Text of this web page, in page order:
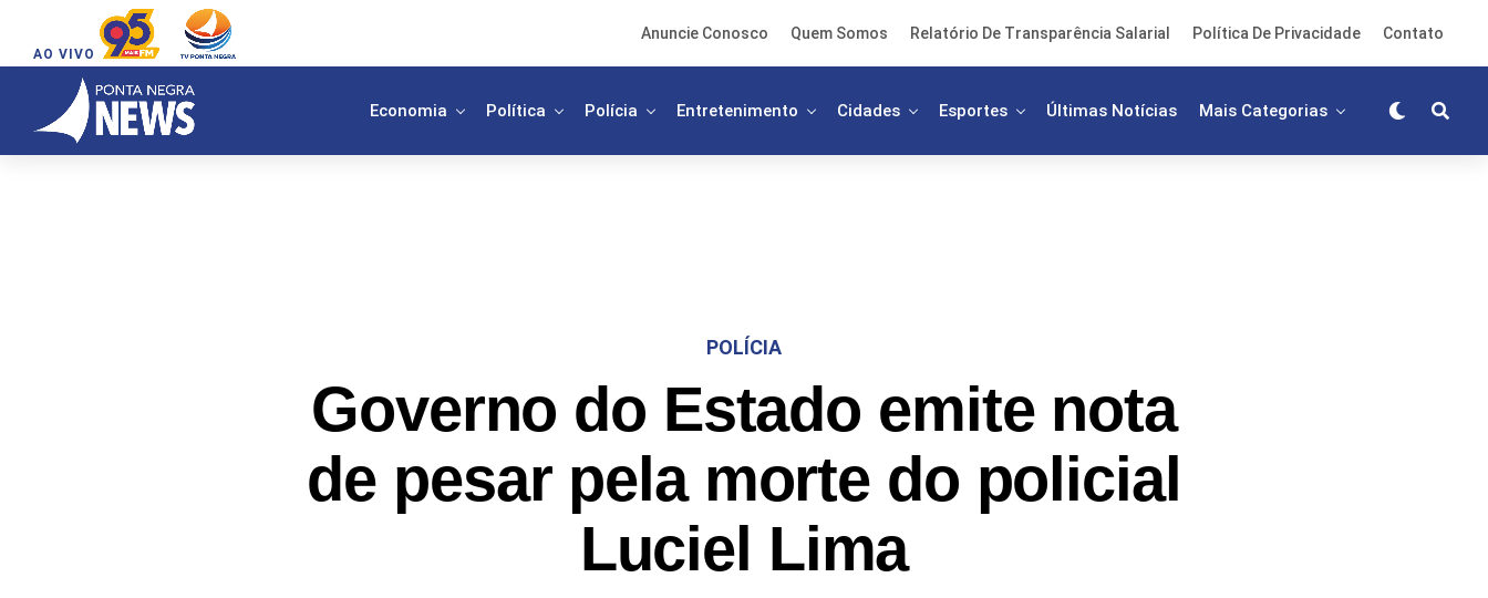
AO VIVO
Anuncie Conosco Quem Somos Relatório De Transparência Salarial Política De Privacidade Contato
Economia Política Polícia Entretenimento Cidades Esportes Últimas Notícias Mais Categorias
POLÍCIA
Governo do Estado emite nota
de pesar pela morte do policial
Luciel Lima